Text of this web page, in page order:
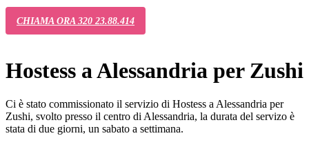
CHIAMA ORA 320 23.88.414
Hostess a Alessandria per Zushi
Ci è stato commissionato il servizio di Hostess a Alessandria per
Zushi, svolto presso il centro di Alessandria, la durata del servizo è
stata di due giorni, un sabato a settimana.